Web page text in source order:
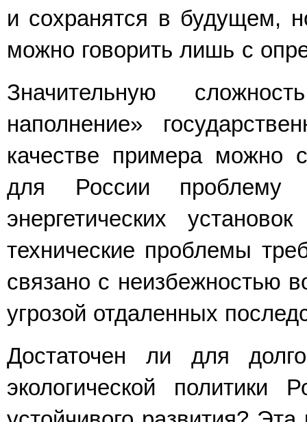
и сохранятся в будущем,
можно говорить лишь с
Значительную
наполнение»
качестве примера можно
для России проблему
энергетических
технические проблемы
связано с неизбежностью
угрозой отдаленных
Достаточен ли для
экологической